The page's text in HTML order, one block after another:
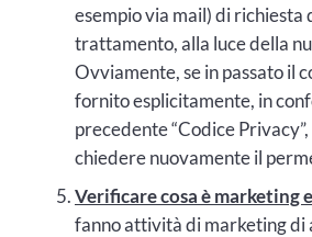
esempio via mail) di richiesta
trattamento, alla luce della
Ovviamente, se in passato il
fornito esplicitamente, in
precedente “Codice
chiedere nuovamente il
Verificare cosa è marketing
fanno attività di marketing di